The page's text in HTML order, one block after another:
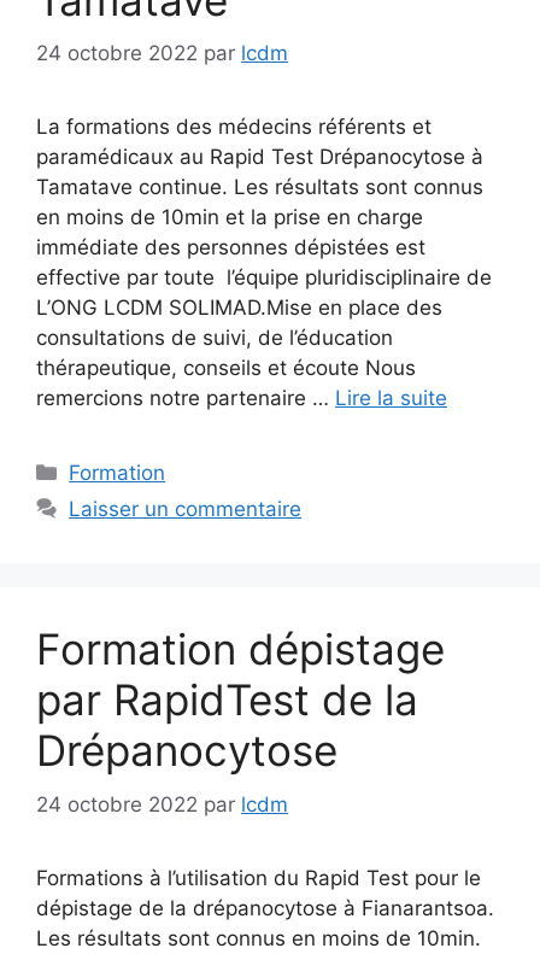
24 octobre 2022 par lcdm
La formations des médecins référents et
paramédicaux au Rapid Test Drépanocytose à
Tamatave continue. Les résultats sont connus
en moins de 10min et la prise en charge
immédiate des personnes dépistées est
effective par toute l’équipe pluridisciplinaire de
L’ONG LCDM SOLIMAD.Mise en place des
consultations de suivi, de l’éducation
thérapeutique, conseils et écoute Nous
remercions notre partenaire … Lire la suite
Catégories
Formation
Laisser un commentaire
Formation dépistage
par RapidTest de la
Drépanocytose
24 octobre 2022 par lcdm
Formations à l’utilisation du Rapid Test pour le
dépistage de la drépanocytose à Fianarantsoa.
Les résultats sont connus en moins de 10min.